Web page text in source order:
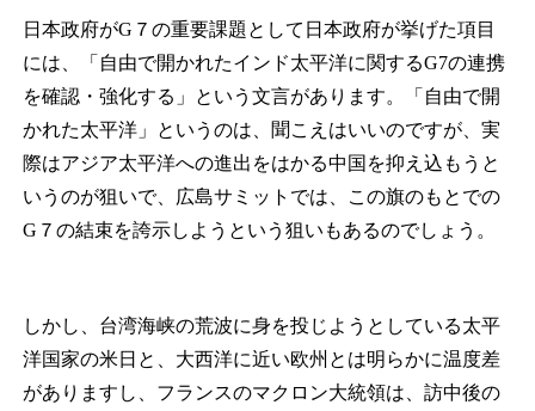
日本政府がG７の重要課題として日本政府が挙げた項目
には、「自由で開かれたインド太平洋に関するG7の連携
を確認・強化する」という文言があります。「自由で開
かれた太平洋」というのは、聞こえはいいのですが、実
際はアジア太平洋への進出をはかる中国を抑え込もうと
いうのが狙いで、広島サミットでは、この旗のもとでの
G７の結束を誇示しようという狙いもあるのでしょう。
しかし、台湾海峡の荒波に身を投じようとしている太平
洋国家の米日と、大西洋に近い欧州とは明らかに温度差
がありますし、フランスのマクロン大統領は、訪中後の